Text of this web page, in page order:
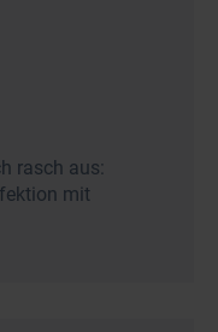
rasch aus:
mit